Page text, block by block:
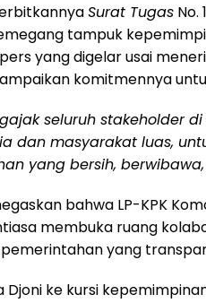
Surat Tugas No.
tampuk
yang digelar usai
komitmennya
seluruh stakeholder
dan masyarakat luas,
yang bersih,
bahwa LP-KPK
membuka ruang
yang
Djoni ke kursi